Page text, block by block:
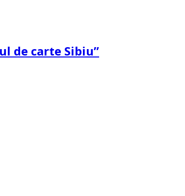
de carte Sibiu”